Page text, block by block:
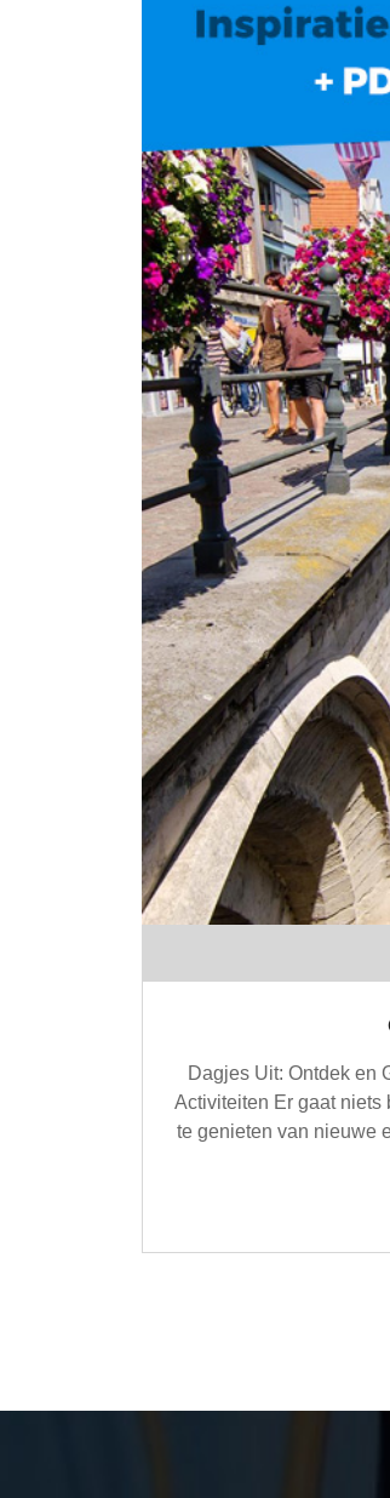
Dagjes Uit: Ontdek en
Activiteiten Er gaat niets
te genieten van nieuwe